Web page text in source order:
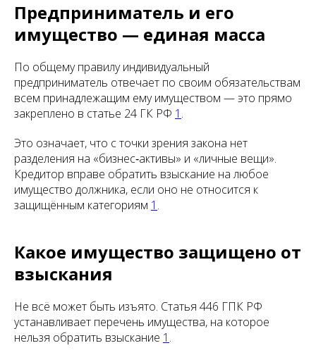
Предприниматель и его
имущество — единая масса
По общему правилу индивидуальный
предприниматель отвечает по своим обязательствам
всем принадлежащим ему имуществом — это прямо
закреплено в статье 24 ГК РФ 1 .
Это означает, что с точки зрения закона нет
разделения на «бизнес‑активы» и «личные вещи».
Кредитор вправе обратить взыскание на любое
имущество должника, если оно не относится к
защищённым категориям 1 .
Какое имущество защищено от
взыскания
Не всё может быть изъято. Статья 446 ГПК РФ
устанавливает перечень имущества, на которое
нельзя обратить взыскание 1 .